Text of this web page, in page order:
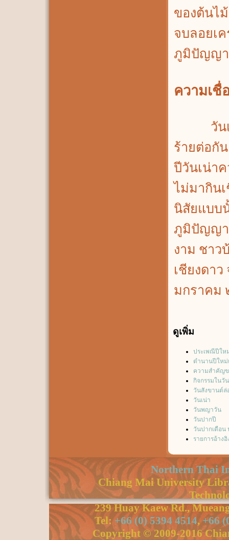
ของต้นไ
จบลอยเ
ภูมิปัญญา
ความเชื่
วันเน่า
ร้ายต่อกั
ปีวันเน่า
ไม่มากิน
นิสัยแบบ
ภูมิปัญญา
งาม ชาว
เชียงดา
มกราคม
ดูเพิ่ม
ประเพณีปีให
ตำนานปีใหม่
ความสำคัญข
กิจกรรมในวั
วันสังขานต์ล่
วันเน่า
วันพญาวัน
วันปากปี
วันปากเดือน
รายการอ้างอิ
Northern Thai
Chiang Mai University
239 Huay Kaew Rd.,
Tel:+66 (0) 5394 4514,+66
Copyright © 2009-2016